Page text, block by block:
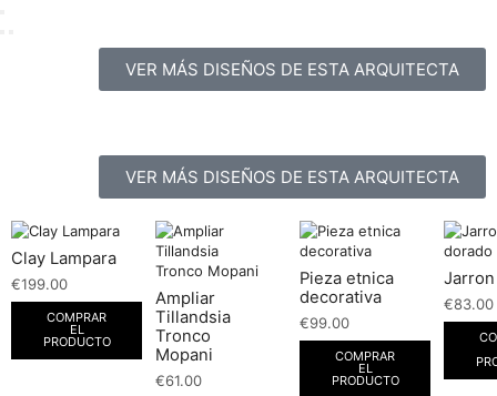
VER MÁS DISEÑOS DE ESTA ARQUITECTA
VER MÁS DISEÑOS DE ESTA ARQUITECTA
Clay Lampara
€199.00
COMPRAR
EL
PRODUCTO
Ampliar
Tillandsia
Tronco
Mopani
€61.00
Pieza etnica
decorativa
€99.00
COMPRAR
EL
PRODUCTO
€83.00